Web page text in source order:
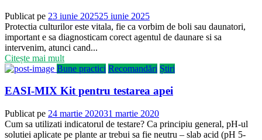
Publicat pe 23 iunie 202525 iunie 2025
Protectia culturilor este vitala, fie ca vorbim de boli sau daunatori,
important e sa diagnosticam corect agentul de daunare si sa
intervenim, atunci cand...
Citește mai mult
Bune practici Recomandări Știri
EASI-MIX Kit pentru testarea apei
Publicat pe 24 martie 202031 martie 2020
Cum sa utilizati indicatorul de testare? Ca principiu general, pH-ul
solutiei aplicate pe plante ar trebui sa fie neutru – slab acid (pH 5-